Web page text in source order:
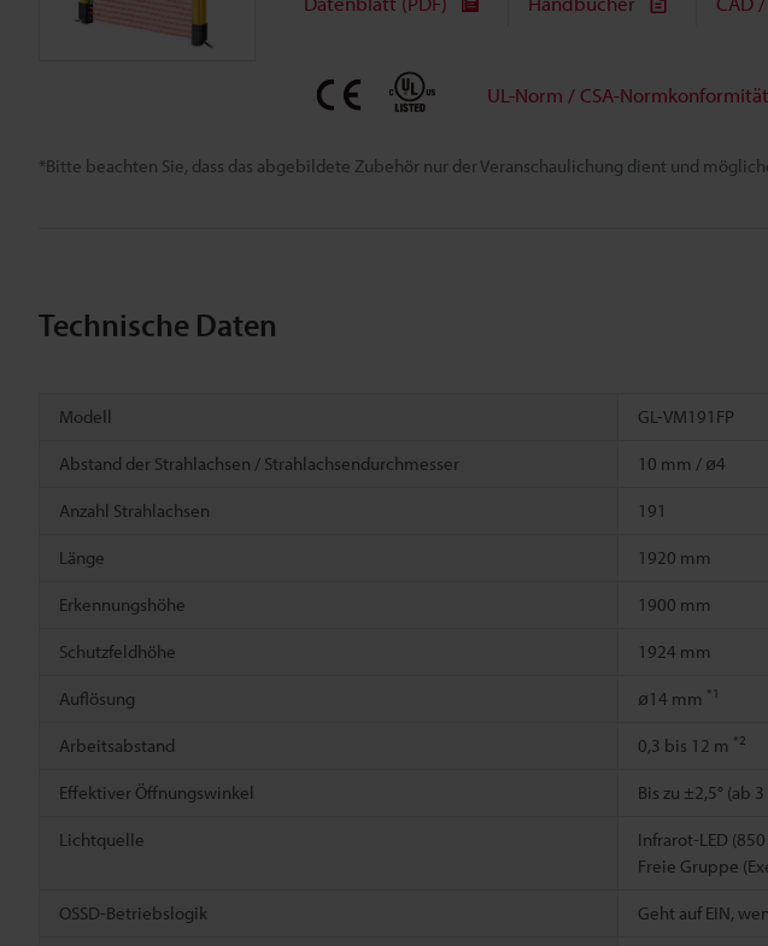
*Bitte beachten Sie, dass das abgebildete Zubehör nur der Veranschaulichung dient und
UL-Norm / CSA-Normkonformität
Technische Daten
Modell GL-VM191FP
Abstand der Strahlachsen / Strahlachsendurchmesser 10 mm / ø4
Anzahl Strahlachsen 191
Länge 1920 mm
Erkennungshöhe 1900 mm
Schutzfeldhöhe 1924 mm
Auflösung ø14 mm *1
Arbeitsabstand 0,3 bis 12 m *2
Effektiver Öffnungswinkel Bis zu ±2,5° (ab
Lichtquelle
Infrarot-LED
Freie Gruppe
OSSD-Betriebslogik Geht auf EIN,